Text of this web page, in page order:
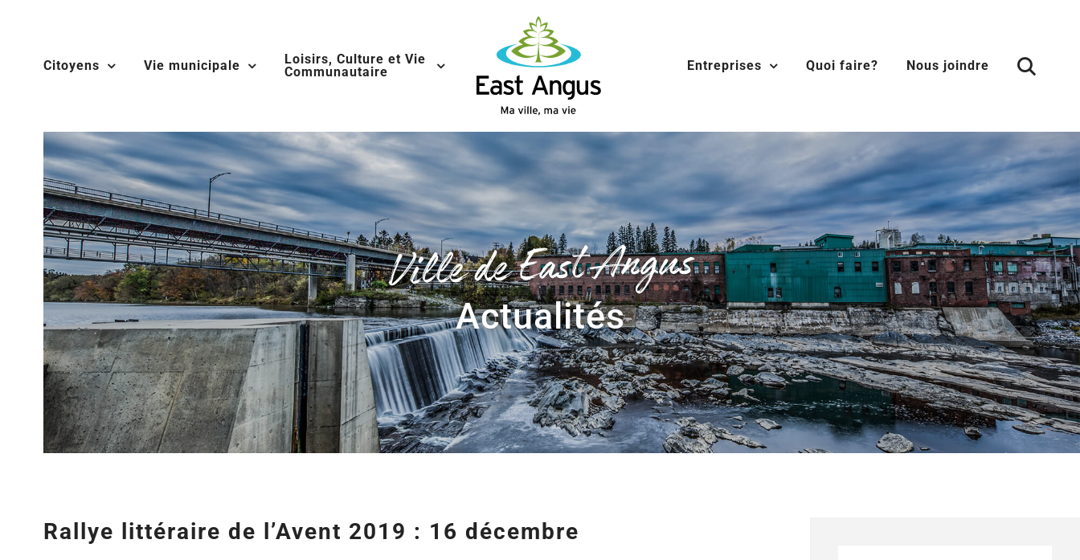
contentCitoyens Vie municipale
Loisirs, Culture et Vie
Communautaire
Entreprises Quoi faire? Nous joindre
Ville de East Angus
Actualités
Rallye littéraire de l’Avent 2019 : 16 décembre